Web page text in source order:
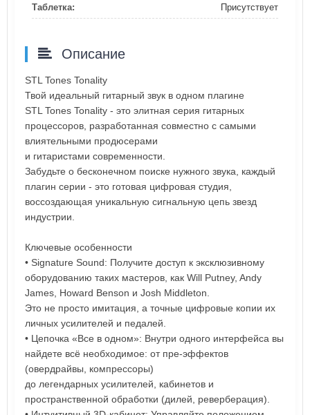
Таблетка: Присутствует
Описание
STL Tones Tonality
Твой идеальный гитарный звук в одном плагине
STL Tones Tonality - это элитная серия гитарных
процессоров, разработанная совместно с самыми
влиятельными продюсерами
и гитаристами современности.
Забудьте о бесконечном поиске нужного звука, каждый
плагин серии - это готовая цифровая студия,
воссоздающая уникальную сигнальную цепь звезд
индустрии.
Ключевые особенности
• Signature Sound: Получите доступ к эксклюзивному
оборудованию таких мастеров, как Will Putney, Andy
James, Howard Benson и Josh Middleton.
Это не просто имитация, а точные цифровые копии их
личных усилителей и педалей.
• Цепочка «Все в одном»: Внутри одного интерфейса вы
найдете всё необходимое: от пре-эффектов
(овердрайвы, компрессоры)
до легендарных усилителей, кабинетов и
пространственной обработки (дилей, реверберация).